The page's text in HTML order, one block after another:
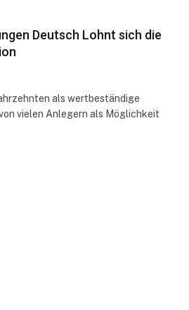
Deutsch Lohnt sich die
als wertbeständige
vielen Anlegern als Möglichkeit